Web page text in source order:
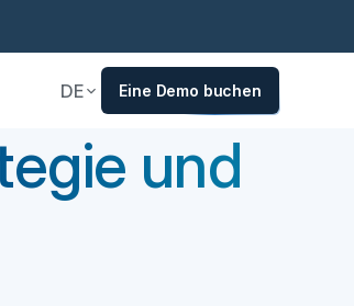
DE Eine Demo buchen
und